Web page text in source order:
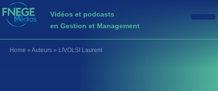
Vidéos et podcasts
en Gestion et Management
Home » Auteurs » LIVOLSI Laurent